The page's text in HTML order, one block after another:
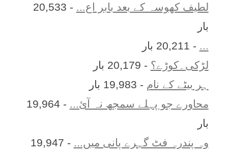
لطیف کھوسہ کے بعد بابر اع...
- 20,533
بار
- 20,211 بار
لڑکی۔کوڑے؟ - 20,179 بار
ہر بيٹے کے نام - 19,983 بار
محاورے جو پہلے سمجھ نہ آئ...
- 19,964
بار
وہ پندرہ فٹ گہرے پانی میں...
- 19,947